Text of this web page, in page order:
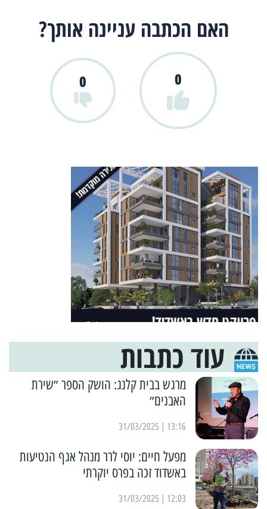
האם הכתבה עניינה אותך?
0
0
עוד כתבות
מרגש בבית קלנג: הושק הספר ״שירת
האבנים״
13:16 | 31/03/2025
מפעל חיים: יוסי לרר מנהל אגף הנטיעות
באשדוד זכה בפרס יוקרתי
12:03 | 31/03/2025